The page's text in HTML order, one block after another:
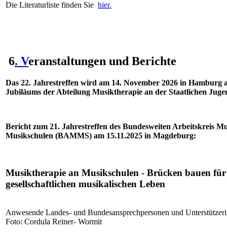
Die Literaturliste finden Sie hier.
6. Veranstaltungen und Berichte
Das 22. Jahrestreffen wird am 14. November 2026 in Hamburg
Jubiläums der Abteilung Musiktherapie an der Staatlichen
Bericht zum 21. Jahrestreffen des Bundesweiten Arbeitskreis
Musikschulen (BAMMS) am 15.11.2025 in Magdeburg:
Musiktherapie an Musikschulen - Brücken bauen
gesellschaftlichen musikalischen Leben
Anwesende Landes- und Bundesansprechpersonen und
Foto: Cordula Reiner- Wormit